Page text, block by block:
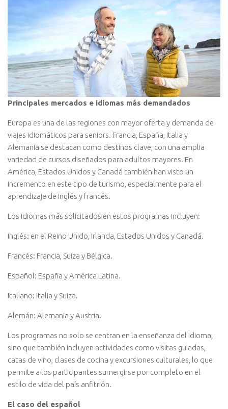
Principales mercados e idiomas más demandados
Europa es una de las regiones con mayor oferta y demanda de
viajes idiomáticos para seniors. Francia, España, Italia y
Alemania se destacan como destinos clave, con una amplia
variedad de cursos diseñados para adultos mayores. En
América, Estados Unidos y Canadá también han visto un
incremento en este tipo de turismo, especialmente para el
aprendizaje de inglés y francés.
Los idiomas más solicitados en estos programas incluyen:
Inglés: en el Reino Unido, Irlanda, Estados Unidos y Canadá.
Francés: Francia, Suiza y Bélgica.
Español: España y América Latina.
Italiano: Italia y Suiza.
Alemán: Alemania y Austria.
Los programas no solo se centran en la enseñanza del idioma,
sino que también incluyen actividades como visitas guiadas,
catas de vino, clases de cocina y excursiones culturales, lo que
permite a los participantes sumergirse por completo en el
estilo de vida del país anfitrión.
El caso del español